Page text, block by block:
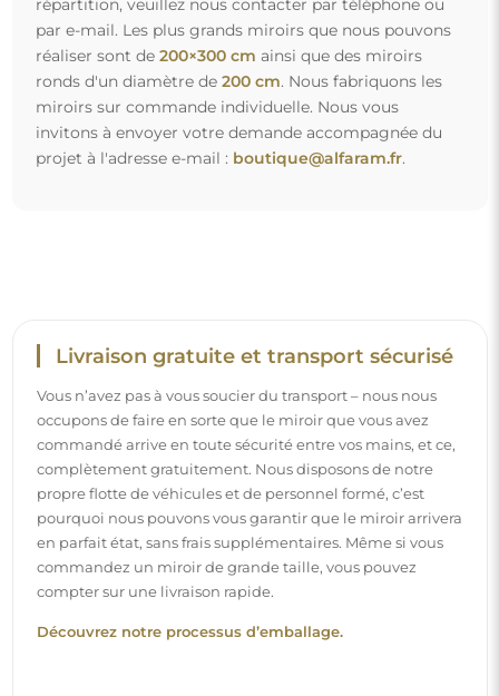
répartition, veuillez nous contacter par téléphone ou
par e-mail. Les plus grands miroirs que nous pouvons
réaliser sont de 200×300 cm ainsi que des miroirs
ronds d'un diamètre de 200 cm. Nous fabriquons les
miroirs sur commande individuelle. Nous vous
invitons à envoyer votre demande accompagnée du
projet à l'adresse e-mail : boutique@alfaram.fr.
Livraison gratuite et transport sécurisé
Vous n’avez pas à vous soucier du transport – nous nous
occupons de faire en sorte que le miroir que vous avez
commandé arrive en toute sécurité entre vos mains, et ce,
complètement gratuitement. Nous disposons de notre
propre flotte de véhicules et de personnel formé, c’est
pourquoi nous pouvons vous garantir que le miroir arrivera
en parfait état, sans frais supplémentaires. Même si vous
commandez un miroir de grande taille, vous pouvez
compter sur une livraison rapide.
Découvrez notre processus d’emballage.